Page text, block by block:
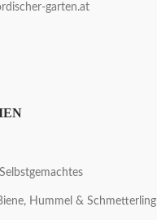
garten.at
Hummel & Schmetterling